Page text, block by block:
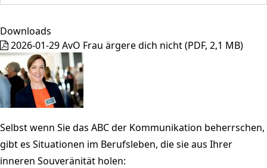
Downloads
2026-01-29 AvO Frau ärgere dich nicht(PDF, 2,1 MB)
Selbst wenn Sie das ABC der Kommunikation beherrschen,
gibt es Situationen im Berufsleben, die sie aus Ihrer
inneren Souveränität holen: